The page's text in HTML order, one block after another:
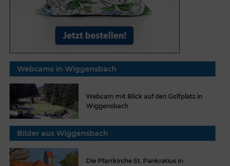
Webcams in Wiggensbach
Webcam mit Blick auf den Golfplatz in
Wiggensbach
Bilder aus Wiggensbach
Die Pfarrkirche St. Pankratius in